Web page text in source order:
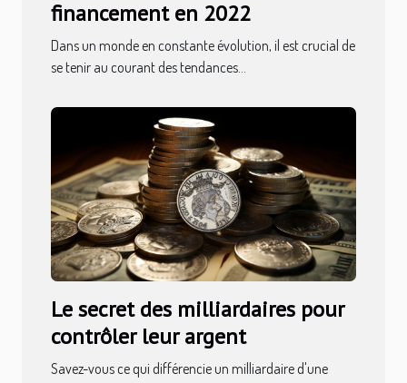
financement en 2022
Dans un monde en constante évolution, il est crucial de
se tenir au courant des tendances...
Le secret des milliardaires pour
contrôler leur argent
Savez-vous ce qui différencie un milliardaire d'une